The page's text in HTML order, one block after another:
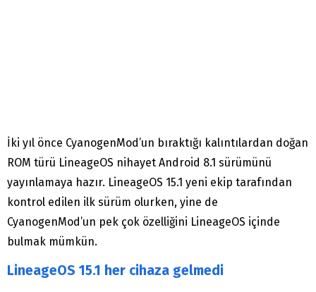
İki yıl önce CyanogenMod’un bıraktığı kalıntılardan doğan
ROM türü LineageOS nihayet Android 8.1 sürümünü
yayınlamaya hazır. LineageOS 15.1 yeni ekip tarafından
kontrol edilen ilk sürüm olurken, yine de
CyanogenMod’un pek çok özelliğini LineageOS içinde
bulmak mümkün.
LineageOS 15.1 her cihaza gelmedi